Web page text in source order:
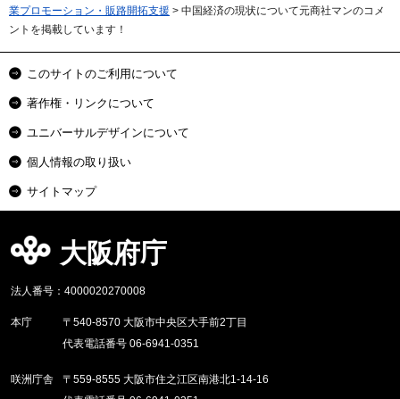
業プロモーション・販路開拓支援 > 中国経済の現状について元商社マンのコメ
ントを掲載しています！
このサイトのご利用について
著作権・リンクについて
ユニバーサルデザインについて
個人情報の取り扱い
サイトマップ
大阪府庁
法人番号：4000020270008
本庁
〒540-8570 大阪市中央区大手前2丁目
代表電話番号 06-6941-0351
咲洲庁舎
〒559-8555 大阪市住之江区南港北1-14-16